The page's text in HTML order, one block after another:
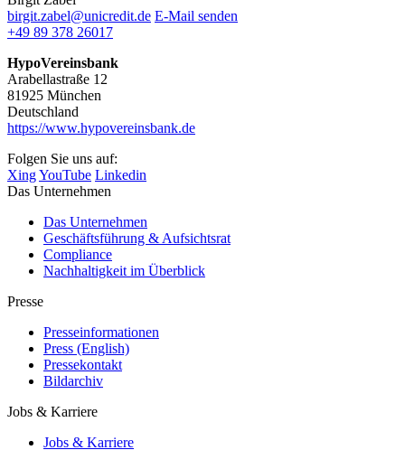
birgit.zabel@unicredit.de E-Mail senden
+49 89 378 26017
HypoVereinsbank
Arabellastraße 12
81925 München
Deutschland
https://www.hypovereinsbank.de
Folgen Sie uns auf:
XingYouTube Linkedin
Das Unternehmen
Das Unternehmen
Geschäftsführung & Aufsichtsrat
Compliance
Nachhaltigkeit im Überblick
Presse
Presseinformationen
Press (English)
Pressekontakt
Bildarchiv
Jobs & Karriere
Jobs & Karriere